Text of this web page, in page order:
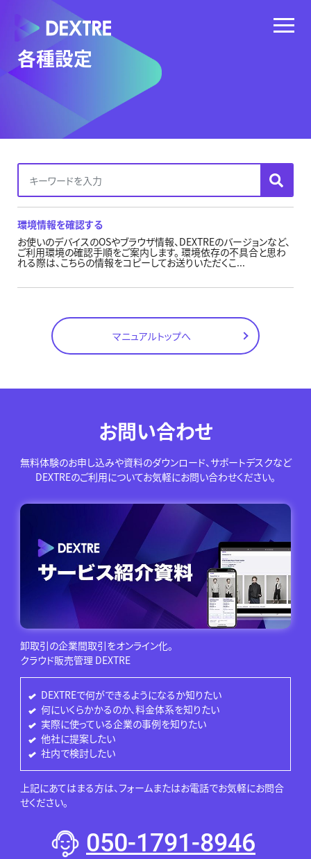
各種設定
環境情報を確認する
お使いのデバイスのOSやブラウザ情報、DEXTREのバージョンなど、
ご利用環境の確認手順をご案内します。 環境依存の不具合と思わ
れる際は、こちらの情報をコピーしてお送りいただくこ...
マニュアルトップへ
お問い合わせ
無料体験のお申し込みや資料のダウンロード、サポートデスクなど
DEXTREのご利用についてお気軽にお問い合わせください。
卸取引の企業間取引をオンライン化。
クラウド販売管理 DEXTRE
DEXTREで何ができるようになるか知りたい
何にいくらかかるのか、料金体系を知りたい
実際に使っている企業の事例を知りたい
他社に提案したい
社内で検討したい
上記にあてはまる方は、フォームまたはお電話でお気軽にお問合
せください。
050-1791-8946